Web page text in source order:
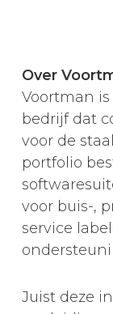
Over
Voortman
bedrijf dat
voor de
portfolio
voor buis-,
service
Juist deze